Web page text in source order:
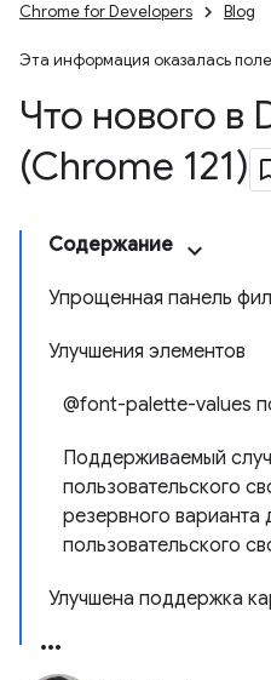
Chrome for Developers Blog
Эта информация оказалась
Что нового в
(Chrome 121)
Содержание
Упрощенная панель
Улучшения элементов
@font-palette-values
Поддерживаемый
пользовательского
резервного варианта
пользовательского
Улучшена поддержка